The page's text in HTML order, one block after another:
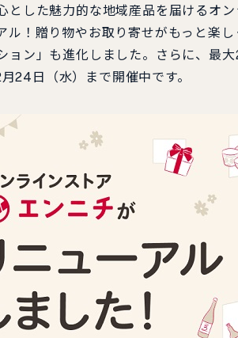
とした魅力的な地域産品を届けるオ
ル！贈り物やお取り寄せがもっと楽
ョン」も進化しました。さらに、最
24日（水）まで開催中です。